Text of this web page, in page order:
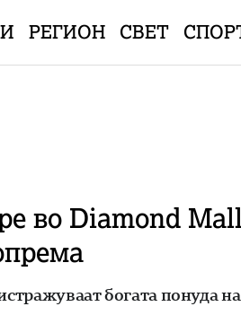
РЕГИОН СВЕТ
во Diamond
богата понуда